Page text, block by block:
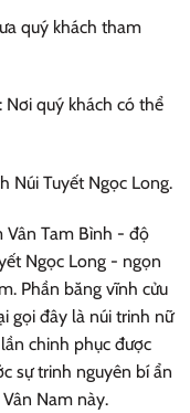
quý khách tham
quý khách có thể
Núi Tuyết Ngọc Long.
Vân Tam Bình - độ
Ngọc Long - ngọn
Phần băng vĩnh cửu
gọi đây là núi trinh nữ
chinh phục được
sự trinh nguyên bí ẩn
Nam này.